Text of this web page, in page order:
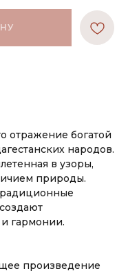
отражение богатой
народов.
в узоры,
природы.
гармонии.
произведение